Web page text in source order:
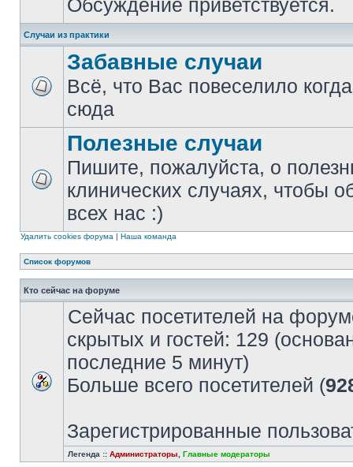
Обсуждение приветствуется.
Случаи из практики
Забавные случаи
Всё, что Вас повеселило
сюда
Полезные случаи
Пишите, пожалуйста, о
клинических случаях, чтобы
всех нас :)
Удалить cookies форума | Наша команда
Список форумов
Кто сейчас на форуме
Сейчас посетителей на
скрытых и гостей: 129
последние 5 минут)
Больше всего посетителей (
Зарегистрированные
Легенда :: Администраторы Главные модераторы